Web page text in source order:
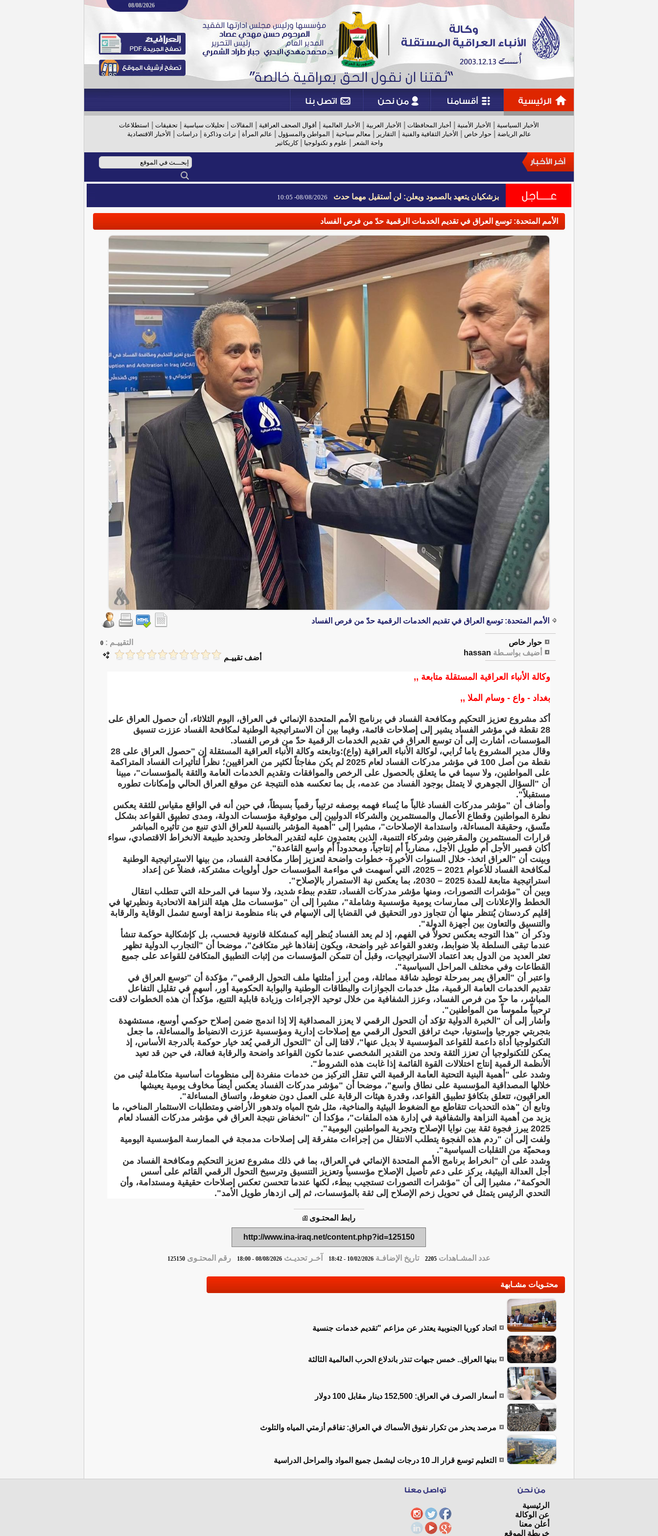
08/08/2026
الأخبار السياسية الأخبار الأمنية أخبار المحافظات الأخبار العربية الأخبار العالمية أقوال الصحف العراقية المقالات تحليلات سياسية تحقيقات
استطلاعات
عالم الرياضة
حوار خاص الأخبار الثقافية والفنية التقارير معالم سياحية المواطن والمسؤول عالم المرأة |تراث وذاكرة دراسات
الأخبار الاقتصادية
واحة الشعر
علوم و تكنولوجيا |كاريكاتير
بزشكيان يتعهد بالصمود ويعلن: لن أستقيل مهما حدث 08/08/2026- 10:05 بزشكيان يتعهد بالصمود ويعلن: لن أستقيل مهما حدث 08/08/2026- 10:05
الأمم المتحدة: توسع العراق في تقديم الخدمات الرقمية حدّ من فرص الفساد
الأمم المتحدة: توسع العراق في تقديم الخدمات الرقمية حدّ من فرص الفساد
حوار خاص التقييـم : 0
أضيف بواسـطة hassan
أضف تقييـم
وكالة الأنباء العراقية المستقلة متابعة ,,
بغداد - واع - وسام الملا ,,
أكد مشروع تعزيز التحكيم ومكافحة الفساد في برنامج الأمم المتحدة الإنمائي في العراق، اليوم الثلاثاء، أن حصول العراق على
28 نقطة في مؤشر الفساد يشير إلى إصلاحات قائمة، وفيما بين أن الاستراتيجية الوطنية لمكافحة الفساد عززت تنسيق
المؤسسات، أشارت إلى أن توسع العراق في تقديم الخدمات الرقمية حدّ من فرص الفساد.
وقال مدير المشروع ياما تُرابي، لوكالة الأنباء العراقية (واع):وتابعته وكالة الأنباء العراقية المستقلة إن "حصول العراق على 28
نقطة من أصل 100 في مؤشر مدركات الفساد لعام 2025 لم يكن مفاجئاً لكثير من العراقيين؛ نظراً لتأثيرات الفساد المتراكمة
على المواطنين، ولا سيما في ما يتعلق بالحصول على الرخص والموافقات وتقديم الخدمات العامة والثقة بالمؤسسات"، مبينا
أن "السؤال الجوهري لا يتمثل بوجود الفساد من عدمه، بل بما تعكسه هذه النتيجة عن موقع العراق الحالي وإمكانات تطوره
مستقبلاً".
وأضاف أن "مؤشر مدركات الفساد غالباً ما يُساء فهمه بوصفه ترتيباً رقمياً بسيطاً، في حين أنه في الواقع مقياس للثقة يعكس
نظرة المواطنين وقطاع الأعمال والمستثمرين والشركاء الدوليين إلى موثوقية مؤسسات الدولة، ومدى تطبيق القواعد بشكل
متّسق، وحقيقة المساءلة، واستدامة الإصلاحات"، مشيرا إلى "أهمية المؤشر بالنسبة للعراق الذي تنبع من تأثيره المباشر
قرارات المستثمرين والمقرضين وشركاء التنمية، الذين يعتمدون عليه لتقدير المخاطر وتحديد طبيعة الانخراط الاقتصادي، سواء
أكان قصير الأجل أم طويل الأجل، مضارباً أم إنتاجياً، ومحدوداً أم واسع القاعدة".
وبينت أن "العراق اتخذ- خلال السنوات الأخيرة- خطوات واضحة لتعزيز إطار مكافحة الفساد، من بينها الاستراتيجية الوطنية
لمكافحة الفساد للأعوام 2021 – 2025، التي أسهمت في مواءمة المؤسسات حول أولويات مشتركة، فضلاً عن إعداد
استراتيجية متابعة للمدة 2025 – 2030، بما يعكس نية الاستمرار بالإصلاح".
وبين أن "مؤشرات التصورات، ومنها مؤشر مدركات الفساد، تتقدم ببطء شديد، ولا سيما في المرحلة التي تتطلب انتقال
الخطط والإعلانات إلى ممارسات يومية مؤسسية وشاملة"، مشيرا إلى أن "مؤسسات مثل هيئة النزاهة الاتحادية ونظيرتها في
إقليم كردستان يُنتظر منها أن تتجاوز دور التحقيق في القضايا إلى الإسهام في بناء منظومة نزاهة أوسع تشمل الوقاية والرقابة
والتنسيق والتعاون بين أجهزة الدولة".
وذكر أن "هذا التوجه يعكس تحولاً في الفهم، إذ لم يعد الفساد يُنظر إليه كمشكلة قانونية فحسب، بل كإشكالية حوكمة تنشأ
عندما تبقى السلطة بلا ضوابط، وتغدو القواعد غير واضحة، ويكون إنفاذها غير متكافئ"، موضحا أن "التجارب الدولية تظهر
تعثر العديد من الدول بعد اعتماد الاستراتيجيات، وقبل أن تتمكن المؤسسات من إثبات التطبيق المتكافئ للقواعد على جميع
القطاعات وفي مختلف المراحل السياسية".
واعتبر أن "العراق يمر بمرحلة توطيد شاقة مماثلة، ومن أبرز أمثلتها ملف التحول الرقمي"، مؤكدة أن "توسع العراق في
تقديم الخدمات العامة الرقمية، مثل خدمات الجوازات والبطاقات الوطنية والبوابة الحكومية أور، أسهم في تقليل التفاعل
المباشر، ما حدّ من فرص الفساد، وعزز الشفافية من خلال توحيد الإجراءات وزيادة قابلية التتبع، مؤكداً أن هذه الخطوات لاقت
ترحيباً ملموساً من المواطنين".
وأشار إلى أن "الخبرة الدولية تؤكد أن التحول الرقمي لا يعزز المصداقية إلا إذا اندمج ضمن إصلاح حوكمي أوسع، مستشهدة
بتجربتي جورجيا وإستونيا، حيث ترافق التحول الرقمي مع إصلاحات إدارية ومؤسسية عززت الانضباط والمساءلة، ما جعل
التكنولوجيا أداة داعمة للقواعد المؤسسية لا بديل عنها"، لافتا إلى أن "التحول الرقمي يُعد خيار حوكمة بالدرجة الأساس، إذ
يمكن للتكنولوجيا أن تعزز الثقة وتحد من التقدير الشخصي عندما تكون القواعد واضحة والرقابة فعالة، في حين قد تعيد
الأنظمة الرقمية إنتاج اختلالات القوة القائمة إذا غابت هذه الشروط".
وشدد على "أهمية البنية التحتية العامة الرقمية التي تنقل التركيز من خدمات منفردة إلى منظومات أساسية متكاملة تُبنى من
خلالها المصداقية المؤسسية على نطاق واسع"، موضحا أن "مؤشر مدركات الفساد يعكس أيضاً مخاوف يومية يعيشها
العراقيون، تتعلق بتكافؤ تطبيق القواعد، وقدرة هيئات الرقابة على العمل دون ضغوط، واتساق المساءلة".
وتابع أن "هذه التحديات تتقاطع مع الضغوط البيئية والمناخية، مثل شح المياه وتدهور الأراضي ومتطلبات الاستثمار المناخي، ما
يزيد من أهمية النزاهة والشفافية في إدارة هذه الملفات"، مؤكدا أن "انخفاض نتيجة العراق في مؤشر مدركات الفساد لعام
2025 يبرز فجوة ثقة بين نوايا الإصلاح وتجربة المواطنين اليومية".
ولفت إلى أن "ردم هذه الفجوة يتطلب الانتقال من إجراءات متفرقة إلى إصلاحات مدمجة في الممارسة المؤسسية اليومية
ومحميّة من التقلبات السياسية".
وشدد على أن "انخراط برنامج الأمم المتحدة الإنمائي في العراق، بما في ذلك مشروع تعزيز التحكيم ومكافحة الفساد من
أجل العدالة البيئية، يركز على دعم تأصيل الإصلاح مؤسسياً وتعزيز التنسيق وترسيخ التحول الرقمي القائم على أسس
الحوكمة"، مشيرا إلى أن "مؤشرات التصورات تستجيب ببطء، لكنها عندما تتحسن تعكس إصلاحات حقيقية ومستدامة، وأن
التحدي الرئيس يتمثل في تحويل زخم الإصلاح إلى ثقة بالمؤسسات، ثم إلى ازدهار طويل الأمد".
رابط المحتـوى
http://www.ina-iraq.net/content.php?id=125150
عدد المشـاهدات2205 تاريخ الإضافـة10/02/2026 - 18:42 آخـر تحديـث08/08/2026 - 18:00 رقم المحتـوى125150
محتـويات مشـابهة
اتحاد كوريا الجنوبية يعتذر عن مزاعم "تقديم خدمات جنسية
بينها العراق.. خمس جبهات تنذر باندلاع الحرب العالمية الثالثة
أسعار الصرف في العراق: 152,500 دينار مقابل 100 دولار
مرصد يحذر من تكرار نفوق الأسماك في العراق: تفاقم أزمتي المياه والتلوث
التعليم توسع قرار الـ 10 درجات ليشمل جميع المواد والمراحل الدراسية
الرئيسية
عن الوكالة
أعلن معنا
خريطة الموقع